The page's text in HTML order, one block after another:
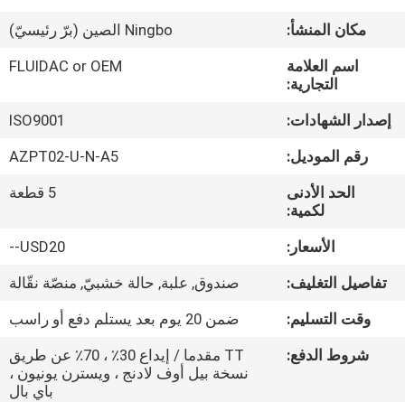
فيديو
معلومات
عنا
جولة
المعمل
رقابة
جودة
مكان المنشأ:
Ningbo الصين (برّ رئيسيّ)
اسم العلامة
التجارية:
FLUIDAC or OEM
إصدار الشهادات:
ISO9001
رقم الموديل:
AZPT02-U-N-A5
الحد الأدنى
لكمية:
5 قطعة
الأسعار:
USD20--
تفاصيل التغليف:
صندوق, علبة, حالة خشبيّ, منصّة نقّالة
وقت التسليم:
ضمن 20 يوم بعد يستلم دفع أو راسب
شروط الدفع:
TT مقدما / إيداع 30٪ ، 70٪ عن طريق
نسخة بيل أوف لادنج ، ويسترن يونيون ،
باي بال